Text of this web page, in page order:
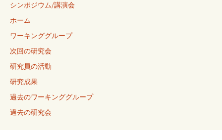
シンポジウム/講演会
ホーム
ワーキンググループ
次回の研究会
研究員の活動
研究成果
過去のワーキンググループ
過去の研究会